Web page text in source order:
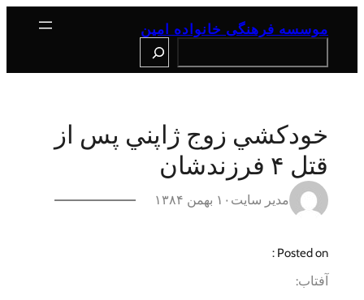
موسسه فرهنگی خانواده امین
خودكشي زوج ژاپني پس از
قتل ۴ فرزندشان
مدیر سایت ۱۰ بهمن ۱۳۸۴
Posted on :
آفتاب: